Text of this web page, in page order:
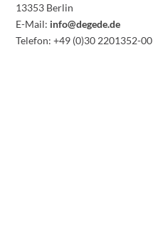
13353 Berlin
E-Mail: info@degede.de
Telefon: +49 (0)30 2201352-00